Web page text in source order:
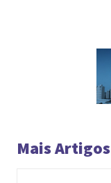
Mais Artigos